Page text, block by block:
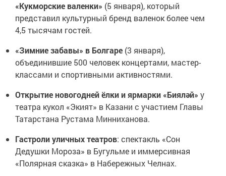
«Кукморские валенки» (5 января), который
представил культурный бренд валенок более чем
4,5 тысячам гостей.
«Зимние забавы» в Болгаре (3 января),
объединившие 500 человек концертами, мастер-
классами и спортивными активностями.
Открытие новогодней ёлки и ярмарки «Бияләй» у
театра кукол «Экият» в Казани с участием Главы
Татарстана Рустама Минниханова.
Гастроли уличных театров: спектакль «Сон
Дедушки Мороза» в Бугульме и иммерсивная
«Полярная сказка» в Набережных Челнах.